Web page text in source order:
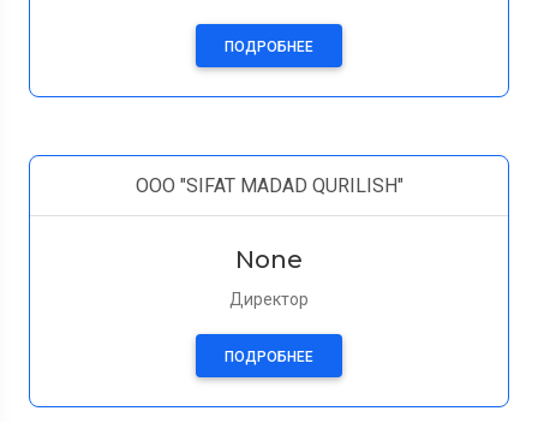
ПОДРОБНЕЕ
ООО "SIFAT MADAD QURILISH"
None
Директор
ПОДРОБНЕЕ